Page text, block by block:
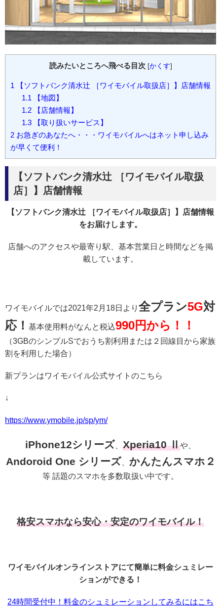
読みたいところへ飛べる目次 [かくす]
1 【ソフトバンク清水辻 ［ワイモバイル取扱店］】店舗情報
1.1【地図】
1.2【店舗情報】
1.3【取り扱いサービス】
2 お急ぎのあなたへ・・・ワイモバイルへはネット申し込み
が早くて便利！
【ソフトバンク清水辻 ［ワイモバイル取扱
店］】店舗情報
【ソフトバンク清水辻 ［ワイモバイル取扱店］】店舗情報
をお届けします。
店舗へのアクセスや最寄り駅、基本営業日と時間などを掲
載しています。
ワイモバイルでは2021年2月18日より 全プラン5G対
応！ 基本使用料がなんと税込990円から！！
（3GBのシンプルSでおうち割利用または２回線目から家族
割を利用した場合）
新プランはワイモバイル公式サイトのこちら
↓
https://www.ymobile.jp/sp/ym/
iPhone12シリーズ、 Xperia10 Ⅱや、
Andoroid One シリーズ、 かんたんスマホ２
等 話題のスマホを多数取扱い中です。
格安スマホなら安心・安定のワイモバイル！
ワイモバイルオンラインストアにて簡単に料金シュミレー
ションができる！
24時間受付中！料金のシュミレーションしてみるにはこち